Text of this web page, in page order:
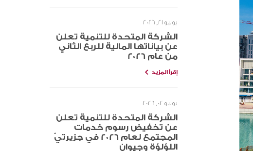
يوليو 21, 2026
الشركة المتحدة للتنمية تعلن
عن بياناتها المالية للربع الثاني
من عام 2026
إقرأ المزيد
يوليو 02, 2026
الشركة المتحدة للتنمية تعلن
عن تخفيض رسوم خدمات
المجتمع لعام 2026 في جزيرتيّ
اللؤلؤة وجيوان